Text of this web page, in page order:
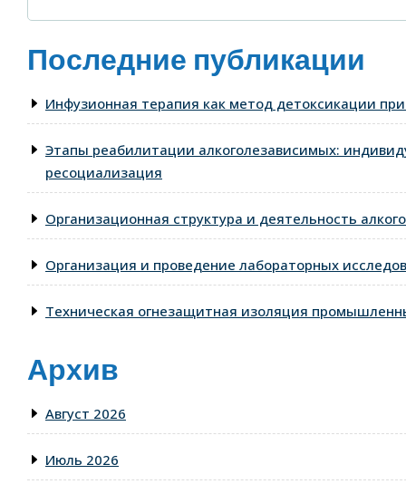
Последние публикации
Инфузионная терапия как метод детоксикации
Этапы реабилитации алкоголезависимых:
ресоциализация
Организационная структура и деятельность
Организация и проведение лабораторных
Техническая огнезащитная изоляция
Архив
Август 2026
Июль 2026